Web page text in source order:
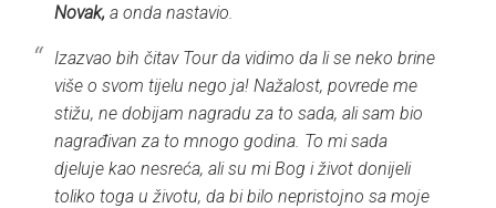
Novak, a onda nastavio.
Izazvao bih čitav Tour da vidimo da li se neko brine
više o svom tijelu nego ja! Nažalost, povrede me
stižu, ne dobijam nagradu za to sada, ali sam bio
nagrađivan za to mnogo godina. To mi sada
djeluje kao nesreća, ali su mi Bog i život donijeli
toliko toga u životu, da bi bilo nepristojno sa moje